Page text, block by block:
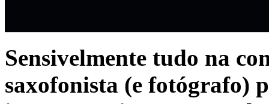
Sensivelmente tudo na
saxofonista (e fotógrafo)